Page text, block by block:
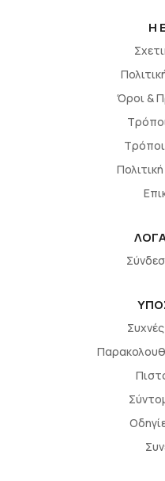
H
Όροι &